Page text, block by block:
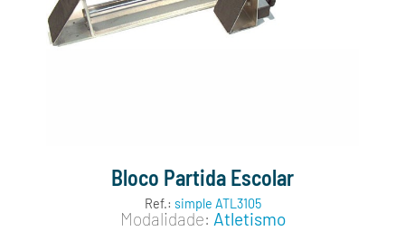
Bloco Partida Escolar
Ref.: simple ATL3105
Modalidade: Atletismo